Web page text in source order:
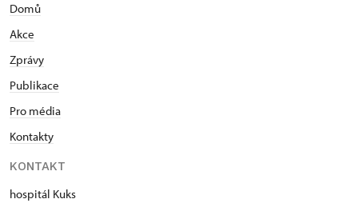
Domů
Akce
Zprávy
Publikace
Pro média
Kontakty
KONTAKT
hospitál Kuks